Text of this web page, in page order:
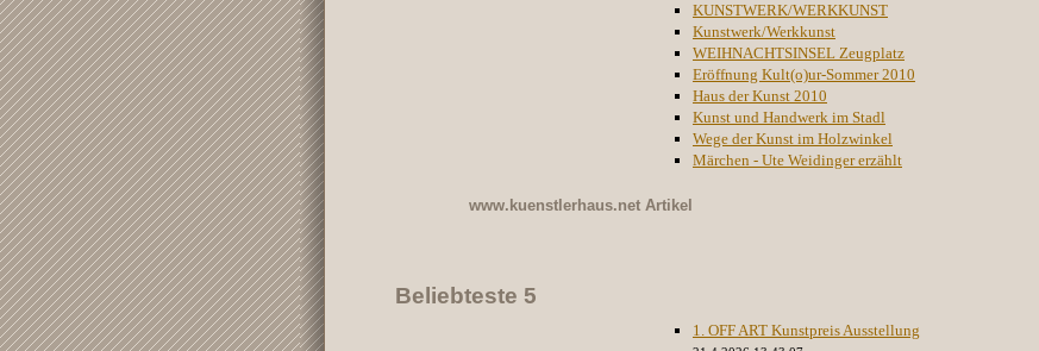
KUNSTWERK/WERKKUNST
Kunstwerk/Werkkunst
WEIHNACHTSINSEL Zeugplatz
Eröffnung Kult(o)ur-Sommer 2010
Haus der Kunst 2010
Kunst und Handwerk im Stadl
Wege der Kunst im Holzwinkel
Märchen - Ute Weidinger erzählt
www.kuenstlerhaus.net Artikel
Beliebteste 5
1. OFF ART Kunstpreis Ausstellung